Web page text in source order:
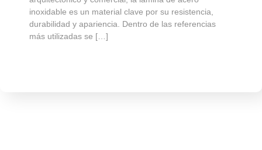
donde los aceros convencionales no ofrecen un
desempeño adecuado. Este tipo de material es
esencial en industrias que operan bajo altos niveles de